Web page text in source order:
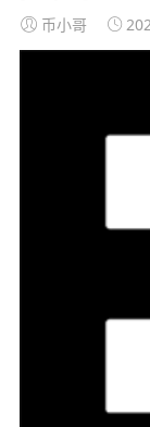
币小哥